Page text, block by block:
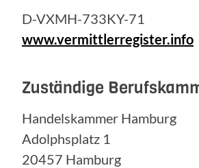
D-VXMH-733KY-71
www.vermittlerregister.info
Zuständige
Handelskammer Hamburg
Adolphsplatz 1
20457 Hamburg